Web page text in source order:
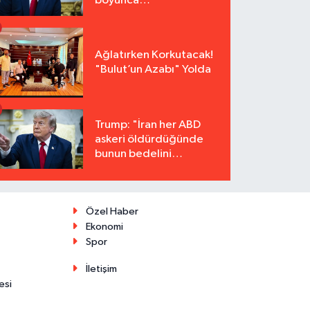
Ağlatırken Korkutacak!
"Bulut’un Azabı" Yolda
Trump: "İran her ABD
askeri öldürdüğünde
bunun bedelini
Özel Haber
Ekonomi
Spor
İletişim